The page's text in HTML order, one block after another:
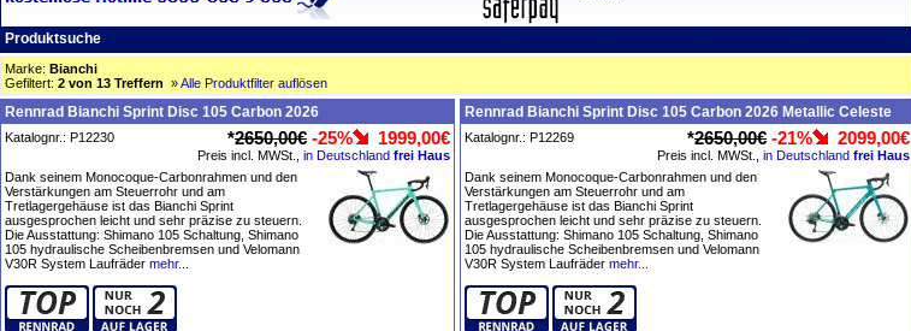
Produktsuche
Marke: Bianchi
Gefiltert: 2 von 13 Treffern »Alle Produktfilter auflösen
Rennrad Bianchi Sprint Disc 105 Carbon 2026
Katalognr.: P12230 *2650,00€ -25% 1999,00€
Preis incl. MWSt., in Deutschland frei Haus
Dank seinem Monocoque-Carbonrahmen und den
Verstärkungen am Steuerrohr und am
Tretlagergehäuse ist das Bianchi Sprint
ausgesprochen leicht und sehr präzise zu steuern.
Die Ausstattung: Shimano 105 Schaltung, Shimano
105 hydraulische Scheibenbremsen und Velomann
V30R System Laufräder mehr...
Rennrad Bianchi Sprint Disc 105 Carbon 2026 Metallic Celeste
Katalognr.: P12269 *2650,00€ -21% 2099,00€
Preis incl. MWSt., in Deutschland frei Haus
Dank seinem Monocoque-Carbonrahmen und den
Verstärkungen am Steuerrohr und am
Tretlagergehäuse ist das Bianchi Sprint
ausgesprochen leicht und sehr präzise zu steuern.
Die Ausstattung: Shimano 105 Schaltung, Shimano
105 hydraulische Scheibenbremsen und Velomann
V30R System Laufräder mehr...